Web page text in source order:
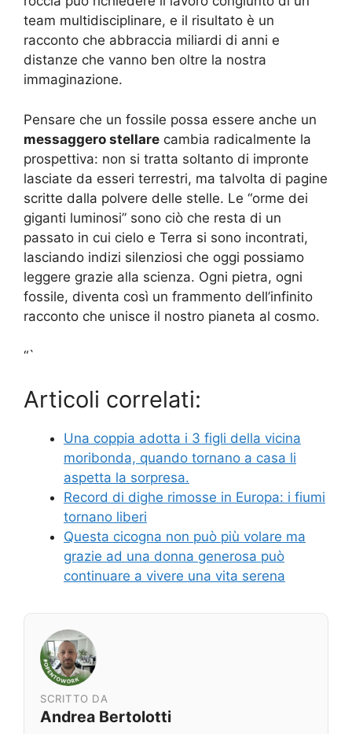
team multidisciplinare, e il risultato è un
racconto che abbraccia miliardi di anni e
distanze che vanno ben oltre la nostra
immaginazione.
Pensare che un fossile possa essere anche un
messaggero stellare cambia radicalmente la
prospettiva: non si tratta soltanto di impronte
lasciate da esseri terrestri, ma talvolta di pagine
scritte dalla polvere delle stelle. Le “orme dei
giganti luminosi” sono ciò che resta di un
passato in cui cielo e Terra si sono incontrati,
lasciando indizi silenziosi che oggi possiamo
leggere grazie alla scienza. Ogni pietra, ogni
fossile, diventa così un frammento dell’infinito
racconto che unisce il nostro pianeta al cosmo.
“`
Articoli correlati:
Una coppia adotta i 3 figli della vicina
moribonda, quando tornano a casa li
aspetta la sorpresa.
Record di dighe rimosse in Europa: i fiumi
tornano liberi
Questa cicogna non può più volare ma
grazie ad una donna generosa può
continuare a vivere una vita serena
SCRITTO DA
Andrea Bertolotti